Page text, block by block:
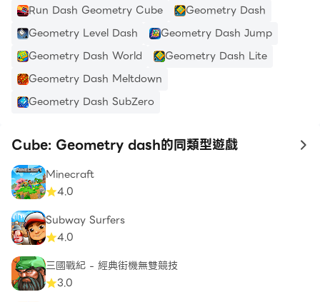
Run Dash Geometry Cube
Geometry Dash
Geometry Level Dash
Geometry Dash Jump
Geometry Dash World
Geometry Dash Lite
Geometry Dash Meltdown
Geometry Dash SubZero
Cube: Geometry dash的同類型遊戲 to
Minecraft
4.0
Subway Surfers
4.0
三國戰紀 - 經典街機無雙競技
3.0